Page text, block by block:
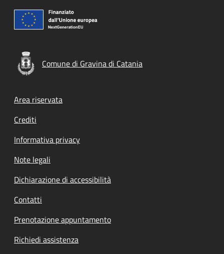
Comune di Gravina di Catania
Footer menu
Area riservata
Crediti
Informativa privacy
Note legali
Dichiarazione di accessibilità
Contatti
Prenotazione appuntamento
Richiedi assistenza